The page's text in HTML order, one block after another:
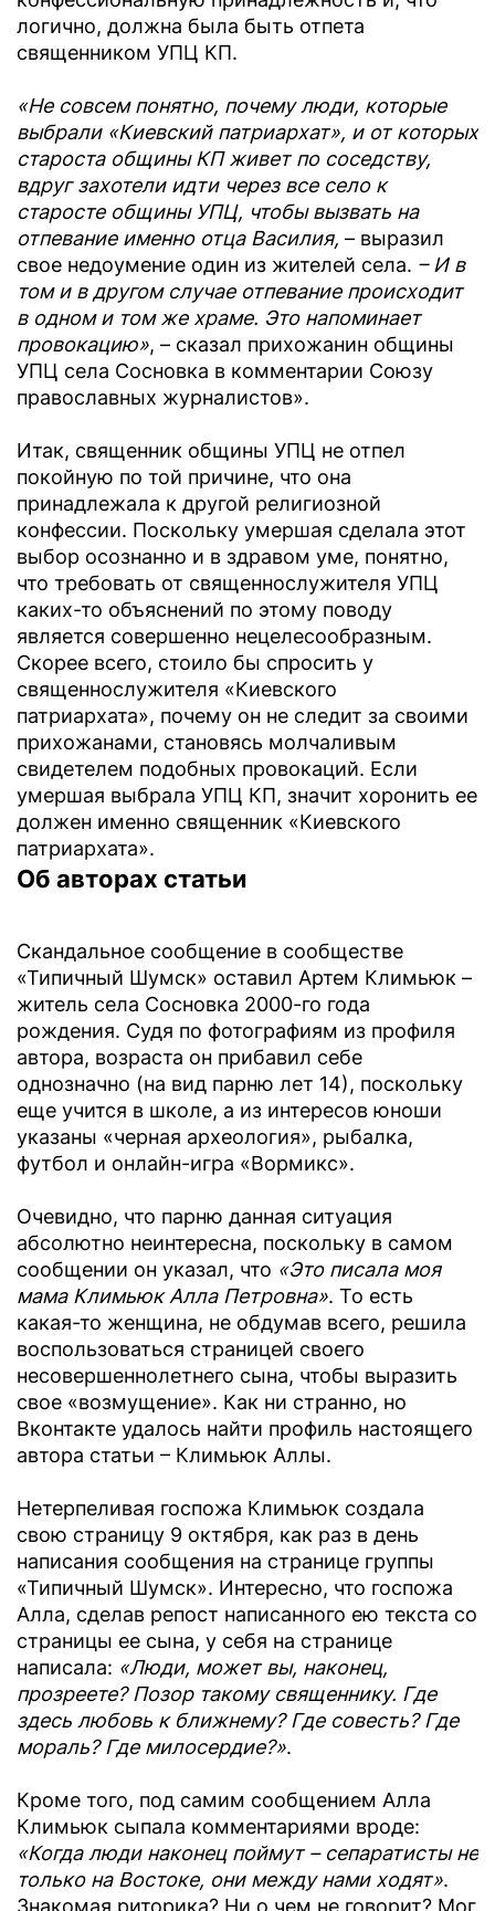
логично, должна была быть отпета
священником УПЦ КП.
«Не совсем понятно, почему люди, которые
выбрали «Киевский патриархат», и от которых
староста общины КП живет по соседству,
вдруг захотели идти через все село к
старосте общины УПЦ, чтобы вызвать на
отпевание именно отца Василия, – выразил
свое недоумение один из жителей села. – И в
том и в другом случае отпевание происходит
в одном и том же храме. Это напоминает
провокацию», – сказал прихожанин общины
УПЦ села Сосновка в комментарии Союзу
православных журналистов».
Итак, священник общины УПЦ не отпел
покойную по той причине, что она
принадлежала к другой религиозной
конфессии. Поскольку умершая сделала этот
выбор осознанно и в здравом уме, понятно,
что требовать от священнослужителя УПЦ
каких-то объяснений по этому поводу
является совершенно нецелесообразным.
Скорее всего, стоило бы спросить у
священнослужителя «Киевского
патриархата», почему он не следит за своими
прихожанами, становясь молчаливым
свидетелем подобных провокаций. Если
умершая выбрала УПЦ КП, значит хоронить ее
должен именно священник «Киевского
патриархата».
Об авторах статьи
Скандальное сообщение в сообществе
«Типичный Шумск» оставил Артем Климьюк –
житель села Сосновка 2000-го года
рождения. Судя по фотографиям из профиля
автора, возраста он прибавил себе
однозначно (на вид парню лет 14), поскольку
еще учится в школе, а из интересов юноши
указаны «черная археология», рыбалка,
футбол и онлайн-игра «Вормикс».
Очевидно, что парню данная ситуация
абсолютно неинтересна, поскольку в самом
сообщении он указал, что «Это писала моя
мама Климьюк Алла Петровна». То есть
какая-то женщина, не обдумав всего, решила
воспользоваться страницей своего
несовершеннолетнего сына, чтобы выразить
свое «возмущение». Как ни странно, но
Вконтакте удалось найти профиль настоящего
автора статьи – Климьюк Аллы.
Нетерпеливая госпожа Климьюк создала
свою страницу 9 октября, как раз в день
написания сообщения на странице группы
«Типичный Шумск». Интересно, что госпожа
Алла, сделав репост написанного ею текста со
страницы ее сына, у себя на странице
написала: «Люди, может вы, наконец,
прозреете? Позор такому священнику. Где
здесь любовь к ближнему? Где совесть? Где
мораль? Где милосердие?».
Кроме того, под самим сообщением Алла
Климьюк сыпала комментариями вроде:
«Когда люди наконец поймут – сепаратисты не
только на Востоке, они между нами ходят».
Знакомая риторика? Ни о чем не говорит? Мог